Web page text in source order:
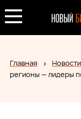
Главная Новости
регионы — лидеры